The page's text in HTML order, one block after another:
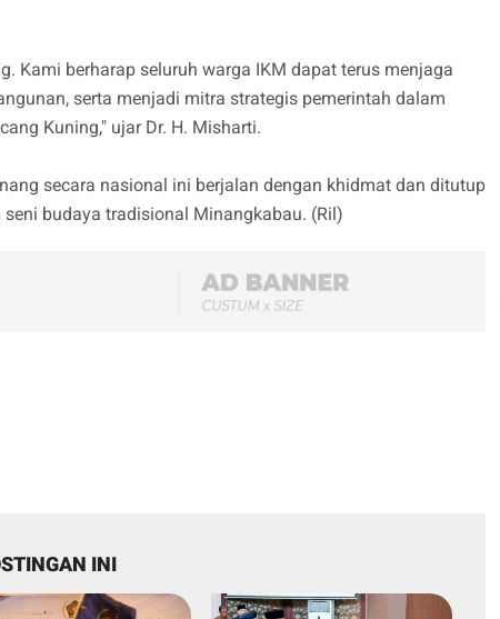
Kami berharap seluruh warga IKM dapat terus menjaga
serta menjadi mitra strategis pemerintah dalam
Kuning," ujar Dr. H. Misharti.
secara nasional ini berjalan dengan khidmat dan ditutup
budaya tradisional Minangkabau. (Ril)
INI